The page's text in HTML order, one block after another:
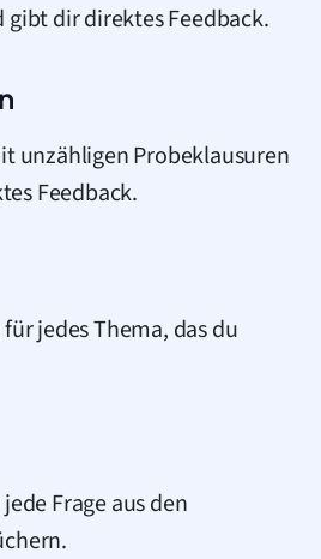
dir direktes Feedback.
unzähligen Probeklausuren
Feedback.
jedes Thema, das du
Frage aus den